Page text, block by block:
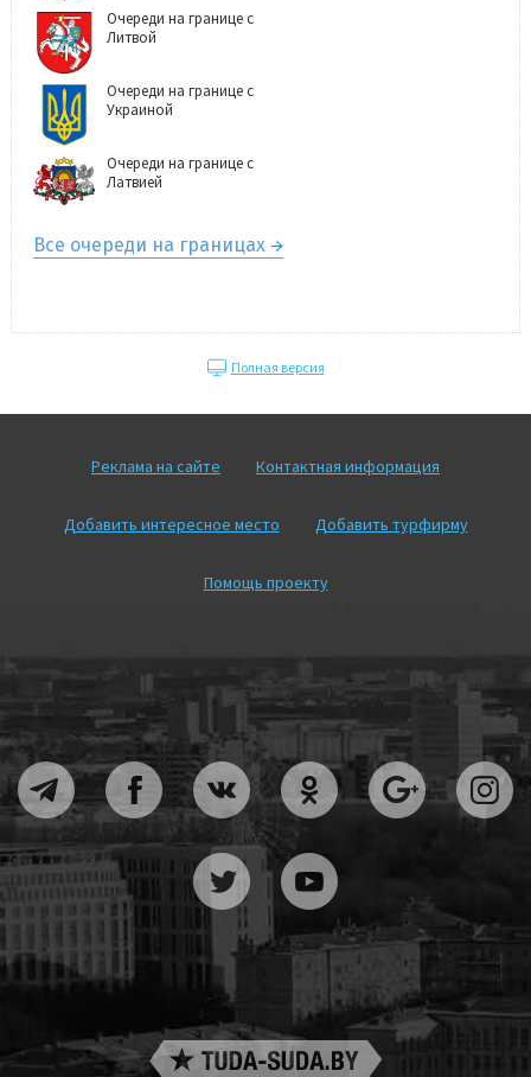
Очереди на границе с
Литвой
Очереди на границе с
Украиной
Очереди на границе с
Латвией
Все очереди на границах
Полная версия
Реклама на сайте Контактная информация
Добавить интересное место Добавить турфирму
Помощь проекту